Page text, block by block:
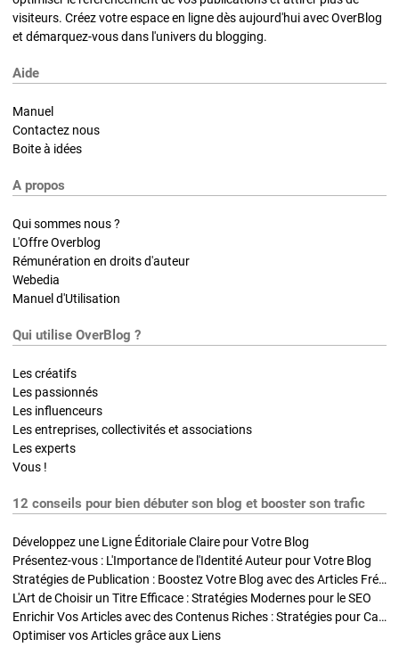
visiteurs. Créez votre espace en ligne dès aujourd'hui avec OverBlog
et démarquez-vous dans l'univers du blogging.
Aide
Manuel
Contactez nous
Boite à idées
A propos
Qui sommes nous ?
L'Offre Overblog
Rémunération en droits d'auteur
Webedia
Manuel d'Utilisation
Qui utilise OverBlog ?
Les créatifs
Les passionnés
Les influenceurs
Les entreprises, collectivités et associations
Les experts
Vous !
12 conseils pour bien débuter son blog et booster son trafic
Développez une Ligne Éditoriale Claire pour Votre Blog
Présentez-vous : L'Importance de l'Identité Auteur pour Votre Blog
Stratégies de Publication : Boostez Votre Blog avec des Articles Fréquents et Exclusifs
L'Art de Choisir un Titre Efficace : Stratégies Modernes pour le SEO
Enrichir Vos Articles avec des Contenus Riches : Stratégies pour Captiver et Optimiser
Optimiser vos Articles grâce aux Liens